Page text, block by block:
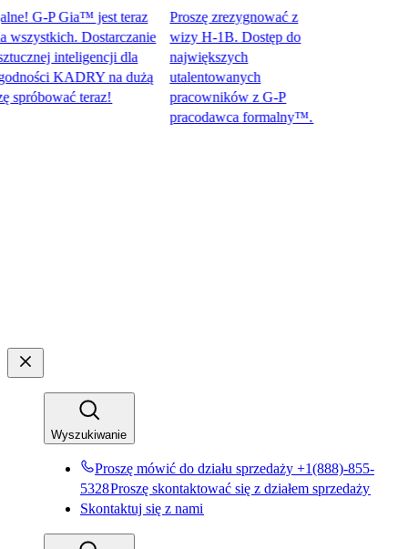
G-P Gia™ jest teraz
Dostarczanie
inteligencji dla
KADRY na dużą
teraz!​​
Proszę zrezygnować z
wizy H-1B. Dostęp do
największych
utalentowanych
pracowników z G-P
pracodawca formalny™.​​
Wyszukiwanie​​
Proszę mówić do działu sprzedaży +1(888)-855-
5328​​Proszę skontaktować się z działem sprzedaży​​
Skontaktuj się z nami​​